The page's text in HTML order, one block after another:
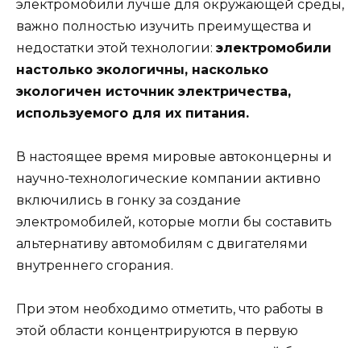
электромобили лучше для окружающей среды,
важно полностью изучить преимущества и
недостатки этой технологии: электромобили
настолько экологичны, насколько
экологичен источник электричества,
используемого для их питания.
В настоящее время мировые автоконцерны и
научно-технологические компании активно
включились в гонку за создание
электромобилей, которые могли бы составить
альтернативу автомобилям с двигателями
внутреннего сгорания.
При этом необходимо отметить, что работы в
этой области концентрируются в первую